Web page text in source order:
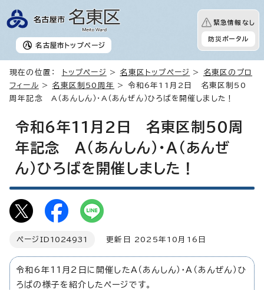
名古屋市 トップページ
緊急情報なし
防災ポータル
現在の位置： トップページ > 名東区トップページ > 名東区のプロ
フィール > 名東区制50周年
> 令和6年11月2日 名東区制50
周年記念 A（あんしん）・A（あんぜん）ひろばを開催しました！
令和6年11月2日 名東区制50周
年記念 A（あんしん）・A（あんぜ
ん）ひろばを開催しました！
ページID 1024931 更新日 2025年10月16日
令和6年11月2日に開催したA（あんしん）・A（あんぜん）ひ
ろばの様子を紹介したページです。